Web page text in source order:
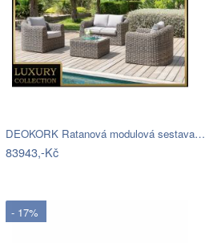
DEOKORK Ratanová modulová sestava…
83943,-Kč
- 17%